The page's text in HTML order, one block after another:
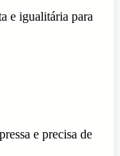
e igualitária para
e precisa de